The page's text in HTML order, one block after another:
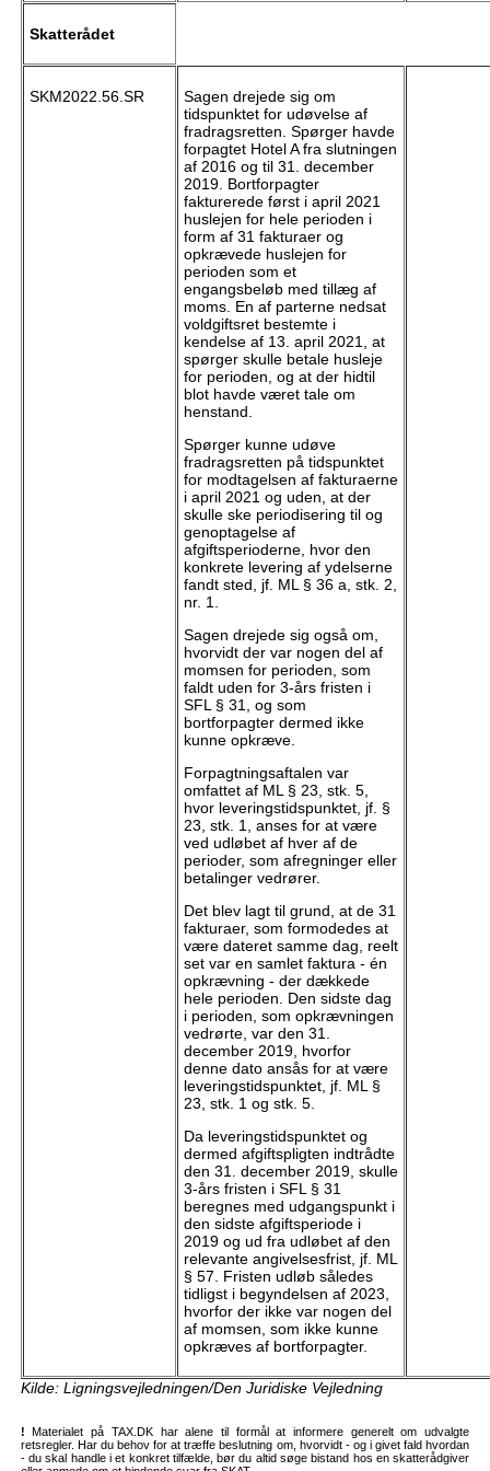
Skatterådet
SKM2022.56.SR
Sagen drejede sig om
tidspunktet for udøvelse af
fradragsretten. Spørger havde
forpagtet Hotel A fra slutningen
af 2016 og til 31. december
2019. Bortforpagter
fakturerede først i april 2021
huslejen for hele perioden i
form af 31 fakturaer og
opkrævede huslejen for
perioden som et
engangsbeløb med tillæg af
moms. En af parterne nedsat
voldgiftsret bestemte i
kendelse af 13. april 2021, at
spørger skulle betale husleje
for perioden, og at der hidtil
blot havde været tale om
henstand.
Spørger kunne udøve
fradragsretten på tidspunktet
for modtagelsen af fakturaerne
i april 2021 og uden, at der
skulle ske periodisering til og
genoptagelse af
afgiftsperioderne, hvor den
konkrete levering af ydelserne
fandt sted, jf. ML § 36 a, stk. 2,
nr. 1.
Sagen drejede sig også om,
hvorvidt der var nogen del af
momsen for perioden, som
faldt uden for 3-års fristen i
SFL § 31, og som
bortforpagter dermed ikke
kunne opkræve.
Forpagtningsaftalen var
omfattet af ML § 23, stk. 5,
hvor leveringstidspunktet, jf. §
23, stk. 1, anses for at være
ved udløbet af hver af de
perioder, som afregninger eller
betalinger vedrører.
Det blev lagt til grund, at de 31
fakturaer, som formodedes at
være dateret samme dag, reelt
set var en samlet faktura - én
opkrævning - der dækkede
hele perioden. Den sidste dag
i perioden, som opkrævningen
vedrørte, var den 31.
december 2019, hvorfor
denne dato ansås for at være
leveringstidspunktet, jf. ML §
23, stk. 1 og stk. 5.
Da leveringstidspunktet og
dermed afgiftspligten indtrådte
den 31. december 2019, skulle
3-års fristen i SFL § 31
beregnes med udgangspunkt i
den sidste afgiftsperiode i
2019 og ud fra udløbet af den
relevante angivelsesfrist, jf. ML
§ 57. Fristen udløb således
tidligst i begyndelsen af 2023,
hvorfor der ikke var nogen del
af momsen, som ikke kunne
opkræves af bortforpagter.
Kilde: Ligningsvejledningen/Den Juridiske Vejledning
! Materialet på TAX.DK har alene til formål at informere generelt om udvalgte
retsregler. Har du behov for at træffe beslutning om, hvorvidt - og i givet fald hvordan
- du skal handle i et konkret tilfælde, bør du altid søge bistand hos en skatterådgiver